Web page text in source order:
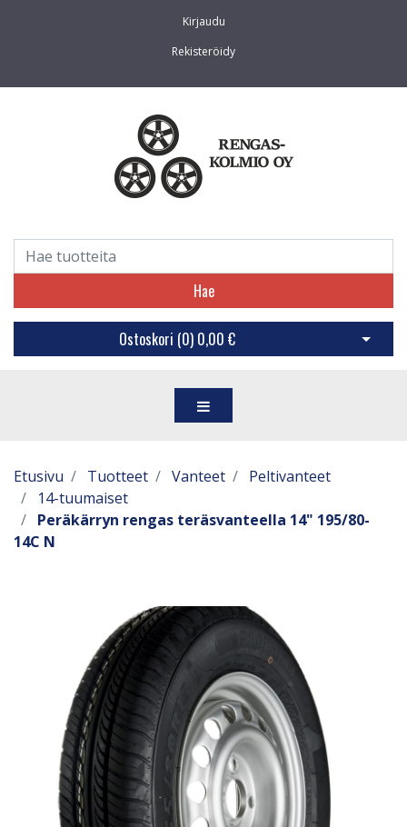
Kirjaudu
Rekisteröidy
Hae
Ostoskori (0) 0,00 € Avaa
Etusivu Tuotteet Vanteet
Peltivanteet
14-tuumaiset
Peräkärryn rengas teräsvanteella 14" 195/80-
14C N